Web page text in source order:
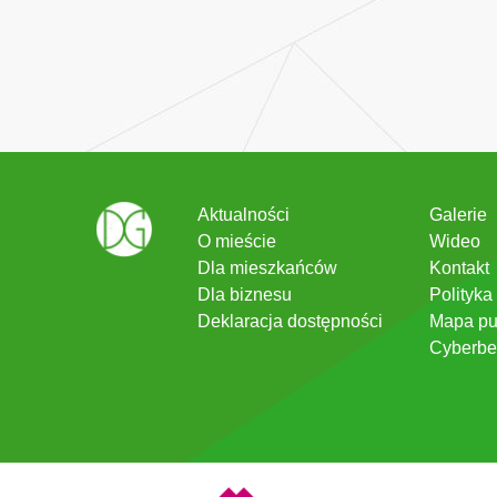
Aktualności
O mieście
Dla mieszkańców
Dla biznesu
Deklaracja dostępności
Galerie
Wideo
Kontakt
Mapa